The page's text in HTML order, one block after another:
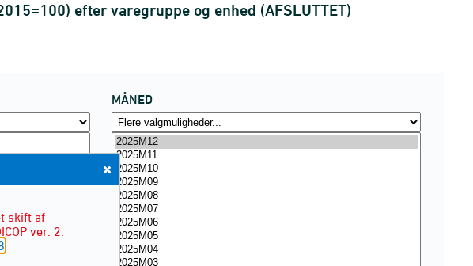
efter varegruppe og enhed (AFSLUTTET)
MÅNED
skift af
ver. 2.